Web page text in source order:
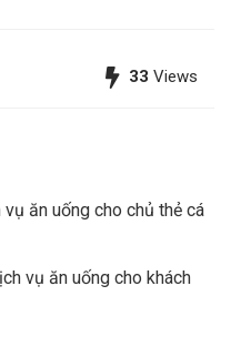
33 Views
ăn uống cho chủ thẻ cá
vụ ăn uống cho khách